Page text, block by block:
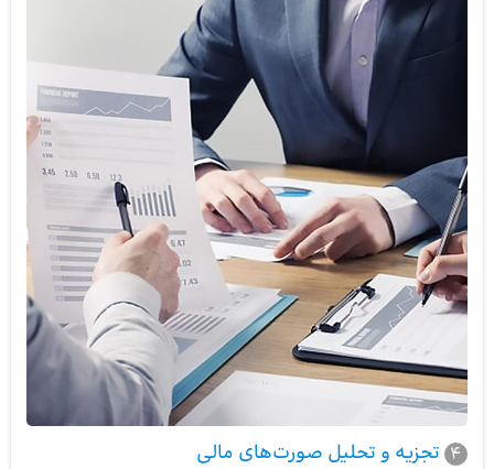
4 تجزیه و تحلیل صورت‌های مالی